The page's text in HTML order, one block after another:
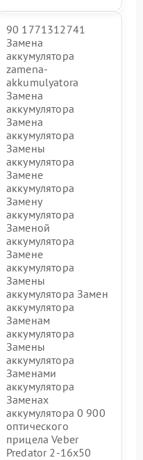
90 1771312741
Замена
аккумулятора
zamena-
akkumulyatora
Замена
аккумулятора
Замена
аккумулятора
Замены
аккумулятора
Замене
аккумулятора
Замену
аккумулятора
Заменой
аккумулятора
Замене
аккумулятора
Замены
аккумулятора Замен
аккумулятора
Заменам
аккумулятора
Замены
аккумулятора
Заменами
аккумулятора
Заменах
аккумулятора 0 900
оптического
прицела Veber
Predator 2-16x50